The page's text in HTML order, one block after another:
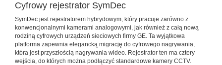
Cyfrowy rejestrator SymDec
SymDec jest rejestratorem hybrydowym, który pracuje zarówno z
konwencjonalnymi kamerami analogowymi, jak również z całą nową
rodziną cyfrowych urządzeń sieciowych firmy GE. Ta wyjątkowa
platforma zapewnia elegancką migrację do cyfrowego nagrywania,
która jest przyszłością nagrywania wideo. Rejestrator ten ma cztery
wejścia, do których można podłączyć standardowe kamery CCTV.